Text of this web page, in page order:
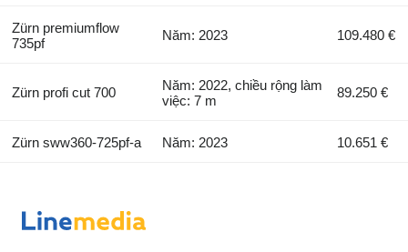
Zürn premiumflow
735pf
Năm: 2023 109.480 €
Zürn profi cut 700
Năm: 2022, chiều rộng làm
việc: 7 m
89.250 €
Zürn sww360-725pf-a Năm: 2023 10.651 €